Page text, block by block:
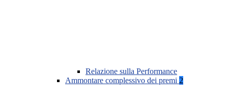
Relazione sulla Performance
Ammontare complessivo dei premi 2